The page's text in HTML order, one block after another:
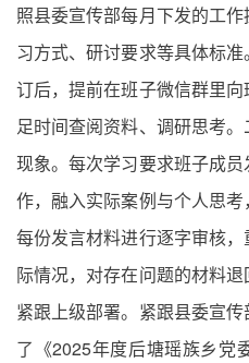
照县委宣传部每月下发的工
习方式、研讨要求等具体标
订后，提前在班子微信群里
足时间查阅资料、调研思考
现象。每次学习要求班子成
作，融入实际案例与个人思
每份发言材料进行逐字审核
际情况，对存在问题的材料退
紧跟上级部署。紧跟县委宣
了《2025年度后塘瑶族乡党